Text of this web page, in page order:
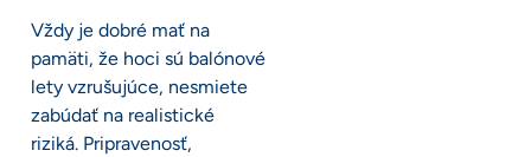
Vždy je dobré mať na
pamäti, že hoci sú balónové
lety vzrušujúce, nesmiete
zabúdať na realistické
riziká. Pripravenosť,